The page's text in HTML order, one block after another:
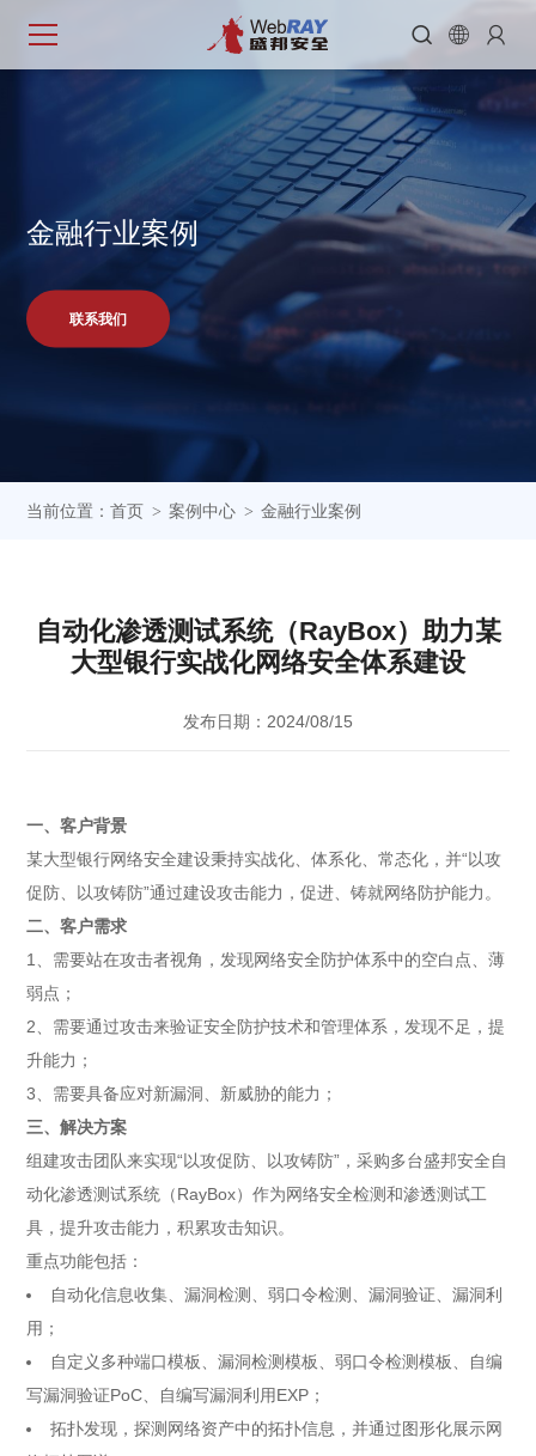
  
金融行业案例
联系我们
当前位置：首页 > 案例中心 > 金融行业案例
自动化渗透测试系统（RayBox）助力某
大型银行实战化网络安全体系建设
发布日期：2024/08/15
一、客户背景
某大型银行网络安全建设秉持实战化、体系化、常态化，并“以攻
促防、以攻铸防”通过建设攻击能力，促进、铸就网络防护能力。
二、客户需求
1、需要站在攻击者视角，发现网络安全防护体系中的空白点、薄
弱点；
2、需要通过攻击来验证安全防护技术和管理体系，发现不足，提
升能力；
3、需要具备应对新漏洞、新威胁的能力；
三、解决方案
组建攻击团队来实现“以攻促防、以攻铸防”，采购多台盛邦安全自
动化渗透测试系统（RayBox）作为网络安全检测和渗透测试工
具，提升攻击能力，积累攻击知识。
重点功能包括：
自动化信息收集、漏洞检测、弱口令检测、漏洞验证、漏洞利
用；
自定义多种端口模板、漏洞检测模板、弱口令检测模板、自编
写漏洞验证PoC、自编写漏洞利用EXP；
拓扑发现，探测网络资产中的拓扑信息，并通过图形化展示网